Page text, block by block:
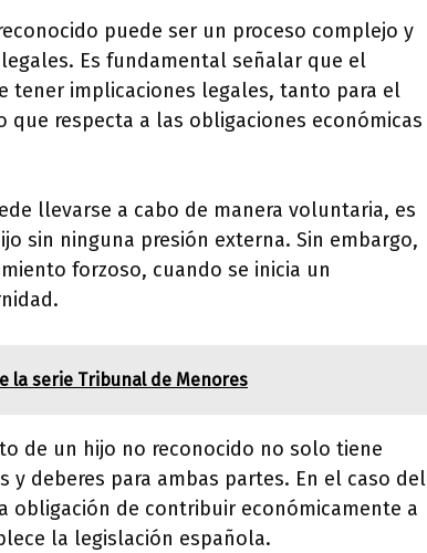
puede ser un proceso complejo y
Es fundamental señalar que el
tener implicaciones legales, tanto para el
respecta a las obligaciones económicas
llevarse a cabo de manera voluntaria, es
sin ninguna presión externa. Sin embargo,
forzoso, cuando se inicia un
la serie Tribunal de Menores
de un hijo no reconocido no solo tiene
deberes para ambas partes. En el caso del
obligación de contribuir económicamente a
la legislación española.